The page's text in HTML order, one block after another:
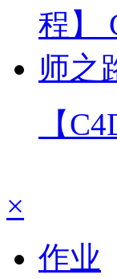
【
×
作业